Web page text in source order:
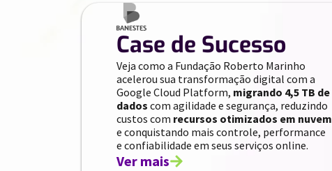
Case de Sucesso
Veja como a Fundação Roberto Marinho
acelerou sua transformação digital com a
Google Cloud Platform, migrando 4,5 TB de
dados com agilidade e segurança, reduzindo
custos com recursos otimizados em nuvem
e conquistando mais controle, performance
e confiabilidade em seus serviços online.
Ver mais